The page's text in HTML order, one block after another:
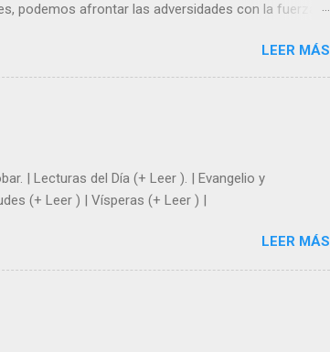
podemos afrontar las adversidades con la fuerza y
por nosotros. “ Señor, soy un árbol sin frutos,
y hojas den sombra en los días del sol abrasador
con la gracia de Dios? Julián Escobar. | Lecturas
LEER MÁS
| Lecturas del Día (+ Leer ). | Evangelio y
(+ Leer ) | Vísperas (+ Leer ) |
LEER MÁS